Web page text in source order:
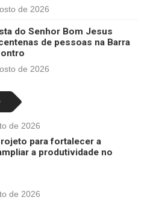
de 2026
do Senhor Bom Jesus
de pessoas na Barra
de 2026
de 2026
para fortalecer a
a produtividade no
de 2026